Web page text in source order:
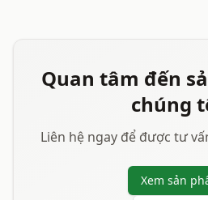
Quan tâm đến
chúng
Liên hệ ngay để được tư
Xem sản